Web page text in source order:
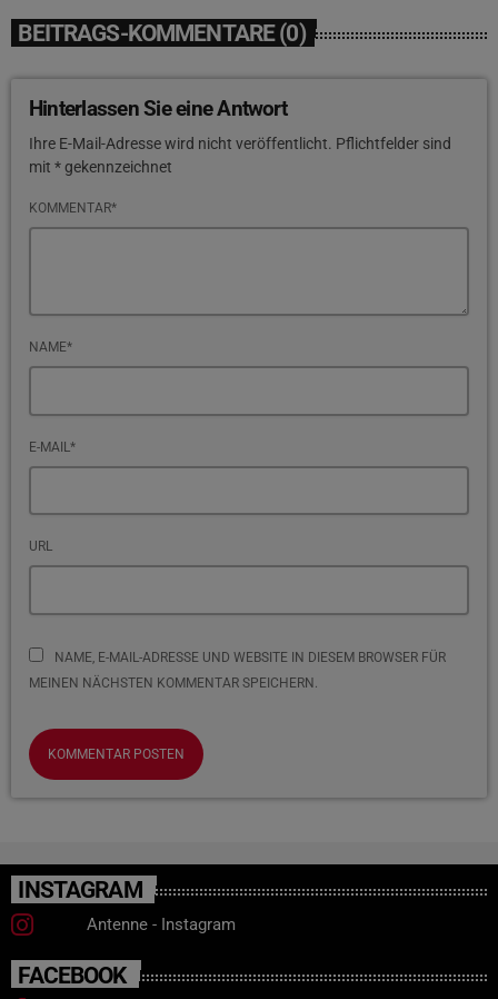
BEITRAGS-KOMMENTARE (0)
Hinterlassen Sie eine Antwort
Ihre E-Mail-Adresse wird nicht veröffentlicht. Pflichtfelder sind
mit * gekennzeichnet
KOMMENTAR*
NAME*
E-MAIL*
URL
NAME, E-MAIL-ADRESSE UND WEBSITE IN DIESEM BROWSER FÜR
MEINEN NÄCHSTEN KOMMENTAR SPEICHERN.
INSTAGRAM
Antenne - Instagram
FACEBOOK